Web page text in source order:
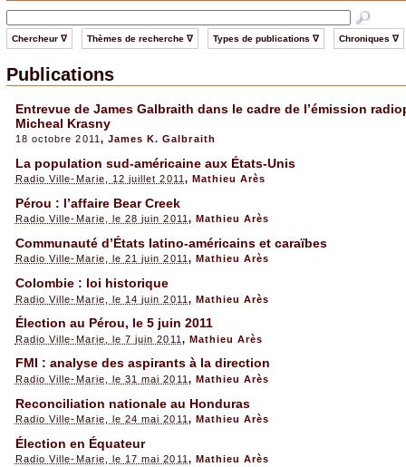
Chercheur ∇ Thèmes de recherche ∇ Types de publications ∇ Chroniques ∇
Publications
Entrevue de James Galbraith dans le cadre de l’émission
Micheal Krasny
18 octobre 2011 , James K. Galbraith
La population sud-américaine aux États-Unis
Radio Ville-Marie, 12 juillet 2011 , Mathieu Arès
Pérou : l’affaire Bear Creek
Radio Ville-Marie, le 28 juin 2011 , Mathieu Arès
Communauté d’États latino-américains et caraïbes
Radio Ville-Marie, le 21 juin 2011 , Mathieu Arès
Colombie : loi historique
Radio Ville-Marie, le 14 juin 2011 , Mathieu Arès
Élection au Pérou, le 5 juin 2011
Radio Ville-Marie, le 7 juin 2011 , Mathieu Arès
FMI : analyse des aspirants à la direction
Radio Ville-Marie, le 31 mai 2011 , Mathieu Arès
Reconciliation nationale au Honduras
Radio Ville-Marie, le 24 mai 2011 , Mathieu Arès
Élection en Équateur
Radio Ville-Marie, le 17 mai 2011 , Mathieu Arès